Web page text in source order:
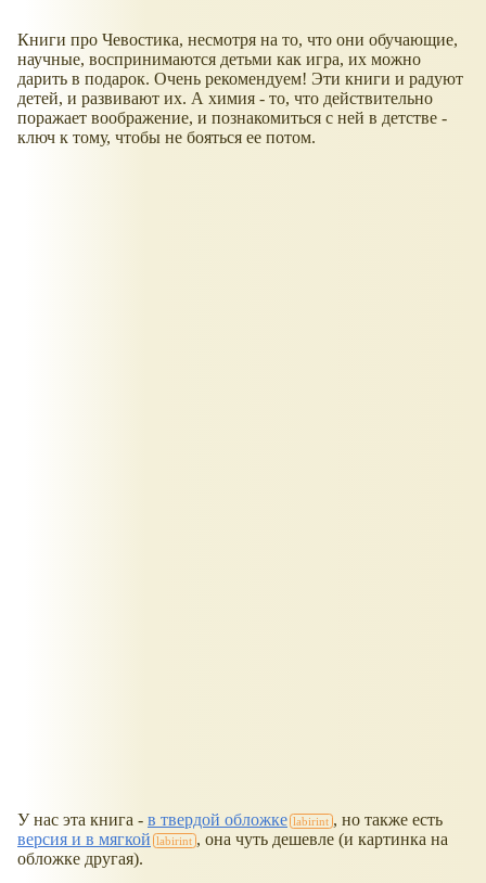
Книги про Чевостика, несмотря на то, что они обучающие,
научные, воспринимаются детьми как игра, их можно
дарить в подарок. Очень рекомендуем! Эти книги и радуют
детей, и развивают их. А химия - то, что действительно
поражает воображение, и познакомиться с ней в детстве -
ключ к тому, чтобы не бояться ее потом.
У нас эта книга - в твердой обложке
, но также есть
версия и в мягкой
, она чуть дешевле (и картинка на
обложке другая).